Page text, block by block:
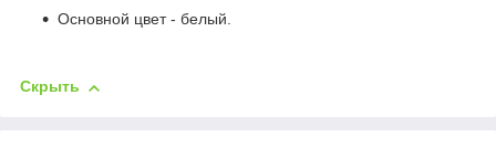
Основной цвет - белый.
Скрыть